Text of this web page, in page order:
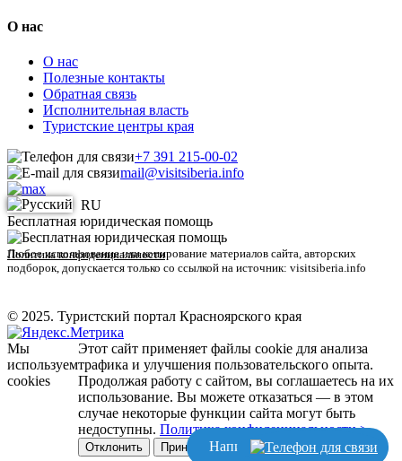
О нас
О нас
Полезные контакты
Обратная связь
Исполнительная власть
Туристские центры края
+7 391 215-00-02
mail@visitsiberia.info
RU
Бесплатная юридическая помощь
Политика конфиденциальности
Любое использование или копирование материалов сайта, авторских
подборок, допускается только со ссылкой на источник: visitsiberia.info
© 2025. Туристский портал Красноярского края
Мы
используем
cookies
Этот сайт применяет файлы cookie для анализа
трафика и улучшения пользовательского опыта.
Продолжая работу с сайтом, вы соглашаетесь на их
использование. Вы можете отказаться — в этом
случае некоторые функции сайта могут быть
недоступны. Политика конфиденциальности >
Отклонить Принять
Написать